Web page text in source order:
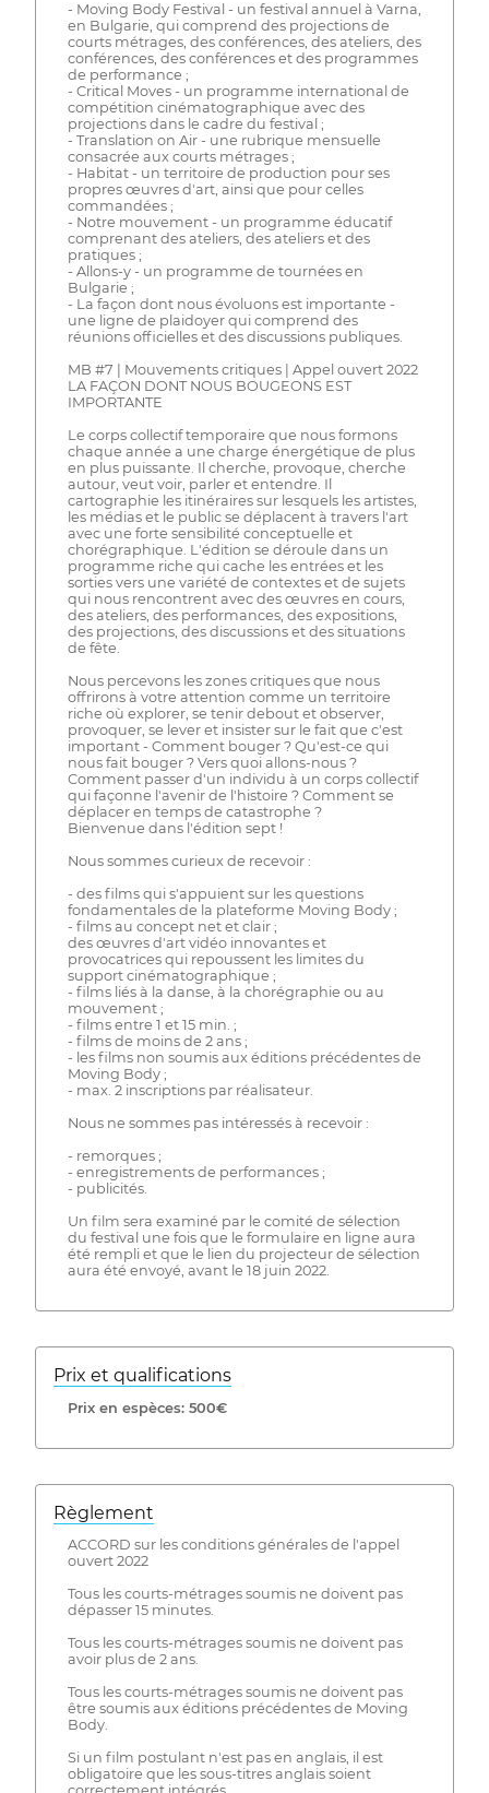
- Moving Body Festival - un festival annuel à Varna,
en Bulgarie, qui comprend des projections de
courts métrages, des conférences, des ateliers, des
conférences, des conférences et des programmes
de performance ;
- Critical Moves - un programme international de
compétition cinématographique avec des
projections dans le cadre du festival ;
- Translation on Air - une rubrique mensuelle
consacrée aux courts métrages ;
- Habitat - un territoire de production pour ses
propres œuvres d'art, ainsi que pour celles
commandées ;
- Notre mouvement - un programme éducatif
comprenant des ateliers, des ateliers et des
pratiques ;
- Allons-y - un programme de tournées en
Bulgarie ;
- La façon dont nous évoluons est importante -
une ligne de plaidoyer qui comprend des
réunions officielles et des discussions publiques.
MB #7 | Mouvements critiques | Appel ouvert 2022
LA FAÇON DONT NOUS BOUGEONS EST
IMPORTANTE
Le corps collectif temporaire que nous formons
chaque année a une charge énergétique de plus
en plus puissante. Il cherche, provoque, cherche
autour, veut voir, parler et entendre. Il
cartographie les itinéraires sur lesquels les artistes,
les médias et le public se déplacent à travers l'art
avec une forte sensibilité conceptuelle et
chorégraphique. L'édition se déroule dans un
programme riche qui cache les entrées et les
sorties vers une variété de contextes et de sujets
qui nous rencontrent avec des œuvres en cours,
des ateliers, des performances, des expositions,
des projections, des discussions et des situations
de fête.
Nous percevons les zones critiques que nous
offrirons à votre attention comme un territoire
riche où explorer, se tenir debout et observer,
provoquer, se lever et insister sur le fait que c'est
important - Comment bouger ? Qu'est-ce qui
nous fait bouger ? Vers quoi allons-nous ?
Comment passer d'un individu à un corps collectif
qui façonne l'avenir de l'histoire ? Comment se
déplacer en temps de catastrophe ?
Bienvenue dans l'édition sept !
Nous sommes curieux de recevoir :
- des films qui s'appuient sur les questions
fondamentales de la plateforme Moving Body ;
- films au concept net et clair ;
des œuvres d'art vidéo innovantes et
provocatrices qui repoussent les limites du
support cinématographique ;
- films liés à la danse, à la chorégraphie ou au
mouvement ;
- films entre 1 et 15 min. ;
- films de moins de 2 ans ;
- les films non soumis aux éditions précédentes de
Moving Body ;
- max. 2 inscriptions par réalisateur.
Nous ne sommes pas intéressés à recevoir :
- remorques ;
- enregistrements de performances ;
- publicités.
Un film sera examiné par le comité de sélection
du festival une fois que le formulaire en ligne aura
été rempli et que le lien du projecteur de sélection
aura été envoyé, avant le 18 juin 2022.
Prix ​​et qualifications
Prix ​​en espèces: 500€
Règlement
ACCORD sur les conditions générales de l'appel
ouvert 2022
Tous les courts-métrages soumis ne doivent pas
dépasser 15 minutes.
Tous les courts-métrages soumis ne doivent pas
avoir plus de 2 ans.
Tous les courts-métrages soumis ne doivent pas
être soumis aux éditions précédentes de Moving
Body.
Si un film postulant n'est pas en anglais, il est
obligatoire que les sous-titres anglais soient